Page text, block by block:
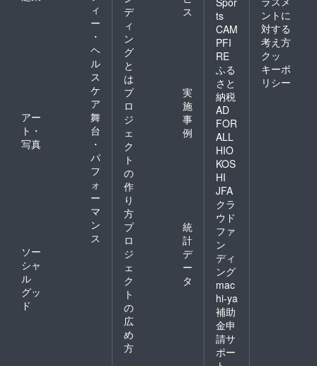
BAR』
として
営業致
しま
す。会
員様は
2000円
で21:00
ィ
ー
・
ヘ
ル
ス
ケ
ア
アー
ト・
写真
舞
台
・
パ
フ
ォ
ー
マ
ン
ス
ソー
シャ
ル
グッ
ド
デ
ィ
ン
グ
と
は
ス
プ
ロ
ジ
ェ
ク
ト
の
作
り
方
実
施
事
例
プ
ロ
ジ
ェ
ク
ト
の
広
め
方
統
計
デ
ー
タ
ts
CAM
PFI
RE
ふる
さと
納税
AD
FOR
ALL
HIO
KOS
HI
JFA
クラ
ウド
ファ
ン
ディ
ング
mac
hi-ya
補助
金申
請サ
ポー
ントに
対する
考え方
クッ
キーポ
リシー